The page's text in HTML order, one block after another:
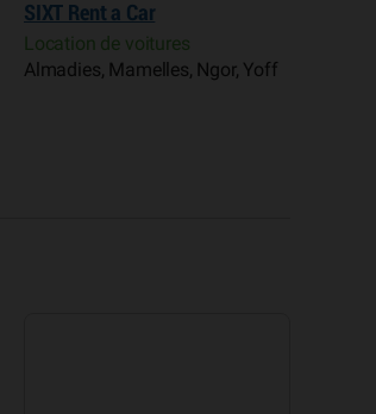
SIXT Rent a Car
Location de voitures
Almadies, Mamelles, Ngor, Yoff